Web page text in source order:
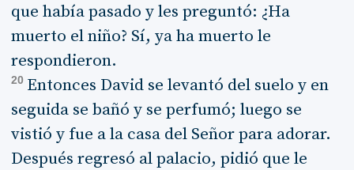
que había pasado y les preguntó: ¿Ha
muerto el niño? Sí, ya ha muerto le
respondieron.
20 Entonces David se levantó del suelo y en
seguida se bañó y se perfumó; luego se
vistió y fue a la casa del Señor para adorar.
Después regresó al palacio, pidió que le